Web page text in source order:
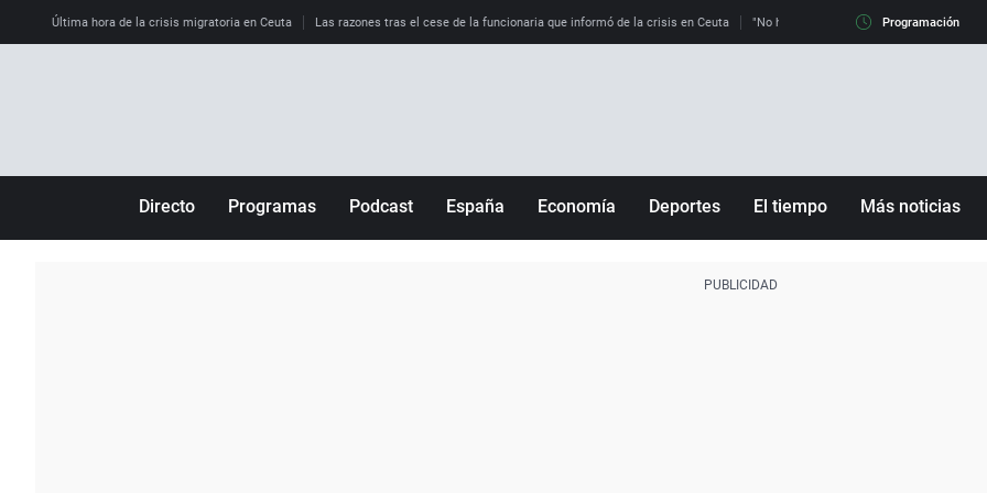
Última hora de la crisis migratoria en Ceuta Las razones tras el cese de la funcionaria que informó de la crisis en Ceuta "No hay mafias, que no nos engañen":
Programación
Directo Programas Podcast España Economía Deportes El tiempo Más noticias